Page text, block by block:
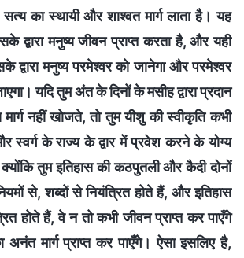
का स्थायी और शाश्वत मार्ग लाता है। यह
द्वारा मनुष्य जीवन प्राप्त करता है, और यही
द्वारा मनुष्य परमेश्वर को जानेगा और परमेश्वर
यदि तुम अंत के दिनों के मसीह द्वारा प्रदान
मार्ग नहीं खोजते, तो तुम यीशु की स्वीकृति कभी
स्वर्ग के राज्य के द्वार में प्रवेश करने के योग्य
तुम इतिहास की कठपुतली और कैदी दोनों
से, शब्दों से नियंत्रित होते हैं, और इतिहास
होते हैं, वे न तो कभी जीवन प्राप्त कर पाएँगे
मार्ग प्राप्त कर पाएँगे। ऐसा इसलिए है,